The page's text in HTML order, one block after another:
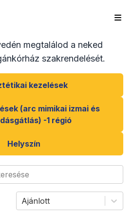
megtalálod a neked
szakrendelését.
kezelések
(arc mimikai izmai és
-1 régió
Helyszín
Ajánlott